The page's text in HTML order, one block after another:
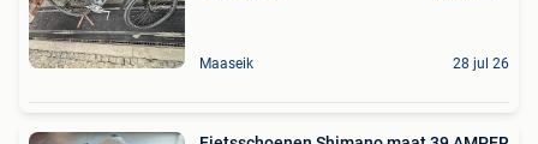
Maaseik 28 jul 26